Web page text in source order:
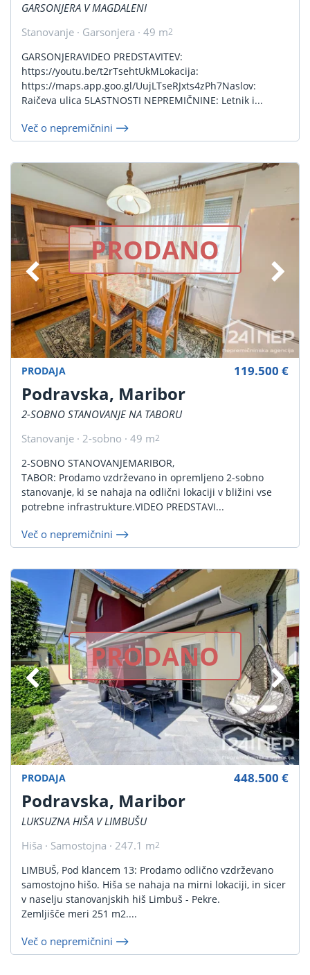
GARSONJERA V MAGDALENI
Stanovanje · Garsonjera · 49 m2
GARSONJERAVIDEO PREDSTAVITEV:
https://youtu.be/t2rTsehtUkMLokacija:
https://maps.app.goo.gl/UujLTseRJxts4zPh7Naslov:
Raičeva ulica 5LASTNOSTI NEPREMIČNINE: Letnik i...
Več o nepremičnini
PRODANO
PRODAJA
Podravska, Maribor
2-SOBNO STANOVANJE NA TABORU
Stanovanje · 2-sobno · 49 m2
119.500 €
2-SOBNO STANOVANJEMARIBOR,
TABOR: Prodamo vzdrževano in opremljeno 2-sobno
stanovanje, ki se nahaja na odlični lokaciji v bližini vse
potrebne infrastrukture.VIDEO PREDSTAVI...
Več o nepremičnini
PRODANO
PRODAJA
Podravska, Maribor
LUKSUZNA HIŠA V LIMBUŠU
Hiša · Samostojna · 247.1 m2
448.500 €
LIMBUŠ, Pod klancem 13: Prodamo odlično vzdrževano
samostojno hišo. Hiša se nahaja na mirni lokaciji, in sicer
v naselju stanovanjskih hiš Limbuš - Pekre.
Zemljišče meri 251 m2....
Več o nepremičnini